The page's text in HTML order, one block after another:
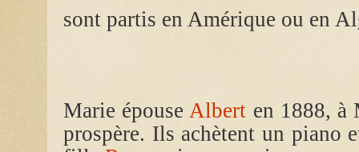
sont partis en Amérique ou en
Marie épouse Albert en 1888, à
prospère. Ils achètent un piano